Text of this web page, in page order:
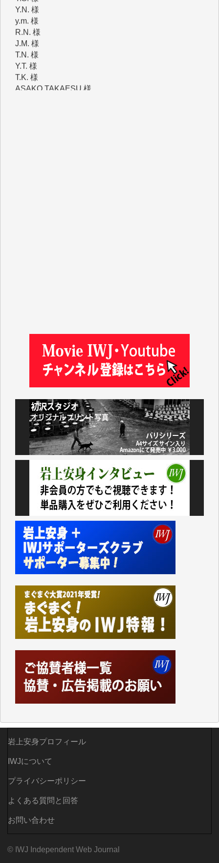
R.N. 様
J.M. 様
T.N. 様
Y.T. 様
T.K. 様
ASAKO TAKAESU 様
マシオン恵美香 様
平野智生 様
今日、僅かですがカンパしました。IWJの危機を乗り
切るには到底及ばない額ですが病気の妻を抱えている
私にとっては精一杯のカンパです。
かねてよりIWJが発してきた膨大な取材記事や解説記
事、そして各界の方々とのインタビューは大袈裟では
なく、極めて重要な知的財産だと思っています。
Windows7の頃はIWJの動画もRealPlayerで録画でき
て、かなりの動画をDVDに焼きこんで保存していま
した。
しかし、それが出来なくなって以降はExcelなどを使
ってハイパーリンクを張り、重要と思われる記事にい
つでも簡単にアクセスできるようにして来ました。し
かし、それができるのもコンテンツがサーバーに保存
されているからこそのことであり、そのサーバーが使
えなくなってしまえば二度と視ることが出来なくなっ
てしまいます。
「何とかしなければ、何とかしてほしい。」と思いな
がらも前述した事情でどうにもならない自分の非力に
歯ぎしりするばかりです。（T.M.様）
いつもまともな報道、ありがとうございます。（新城
岩上安身プロフィール
IWJについて
プライバシーポリシー
よくある質問と回答
お問い合わせ
© IWJ Independent Web Journal